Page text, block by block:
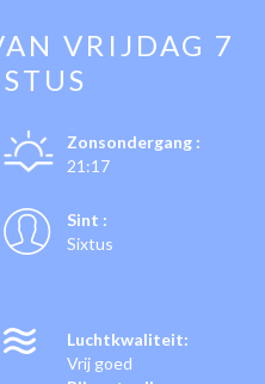
VRIJDAG 7
Zonsondergang :
21:17
Sint :
Sixtus
Luchtkwaliteit:
Vrij goed